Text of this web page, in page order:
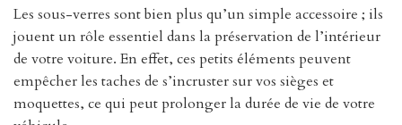
Les sous-verres sont bien plus qu’un simple accessoire ; ils
jouent un rôle essentiel dans la préservation de l’intérieur
de votre voiture. En effet, ces petits éléments peuvent
empêcher les taches de s’incruster sur vos sièges et
moquettes, ce qui peut prolonger la durée de vie de votre